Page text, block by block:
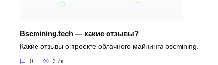
Bscmining.tech — какие отзывы?
Какие отзывы о проекте облачного майнинга bscmining.
0 2.7к.